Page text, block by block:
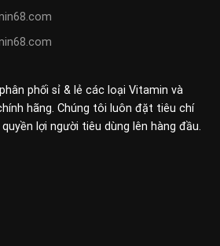
phối sỉ & lẻ các loại Vitamin và
hãng. Chúng tôi luôn đặt tiêu chí
lợi người tiêu dùng lên hàng đầu.